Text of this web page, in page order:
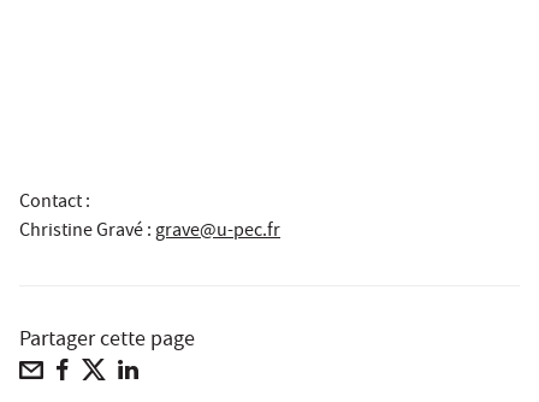
Contact :
Christine Gravé:grave@u-pec.fr
Partager cette page